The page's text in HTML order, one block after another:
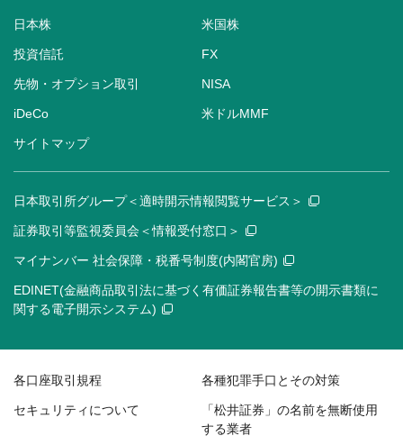
日本株 米国株
投資信託 FX
先物・オプション取引 NISA
iDeCo 米ドルMMF
サイトマップ
日本取引所グループ＜適時開示情報閲覧サービス＞
証券取引等監視委員会＜情報受付窓口＞
マイナンバー 社会保障・税番号制度(内閣官房)
EDINET(金融商品取引法に基づく有価証券報告書等の開示書類に
関する電子開示システム)
各口座取引規程 各種犯罪手口とその対策
セキュリティについて
「松井証券」の名前を無断使用
する業者